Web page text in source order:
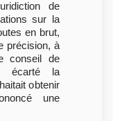
de
sur la
en brut,
précision, à
conseil de
écarté la
obtenir
une